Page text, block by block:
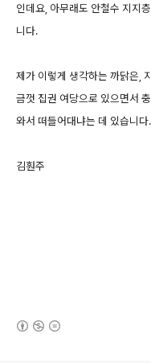
인데요, 아무래도 안철수 지지
니다.
제가 이렇게 생각하는 까닭은,
금껏 집권 여당으로 있으면서
와서 떠들어대냐는 데 있습니
김훤주